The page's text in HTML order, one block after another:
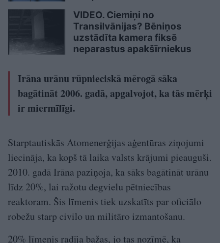
VIDEO. Ciemiņi no
Transilvānijas? Bēniņos
uzstādīta kamera fiksē
neparastus apakšīrniekus
Irāna urānu rūpnieciskā mērogā sāka
bagātināt 2006. gadā, apgalvojot, ka tās mērķi
ir miermīlīgi.
Starptautiskās Atomenerģijas aģentūras ziņojumi
liecināja, ka kopš tā laika valsts krājumi pieauguši.
2010. gadā Irāna paziņoja, ka sāks bagātināt urānu
līdz 20%, lai ražotu degvielu pētniecības
reaktoram. Šis līmenis tiek uzskatīts par oficiālo
robežu starp civilo un militāro izmantošanu.
20% līmenis radīja bažas, jo tas nozīmē, ka